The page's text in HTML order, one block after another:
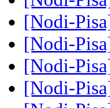
[Nodi-
[Nodi-
[Nodi-
[Nodi-